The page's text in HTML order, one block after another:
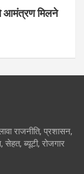
आमंत्रण मिलने
राजनीति, प्रशासन,
ब्यूटी, रोजगार